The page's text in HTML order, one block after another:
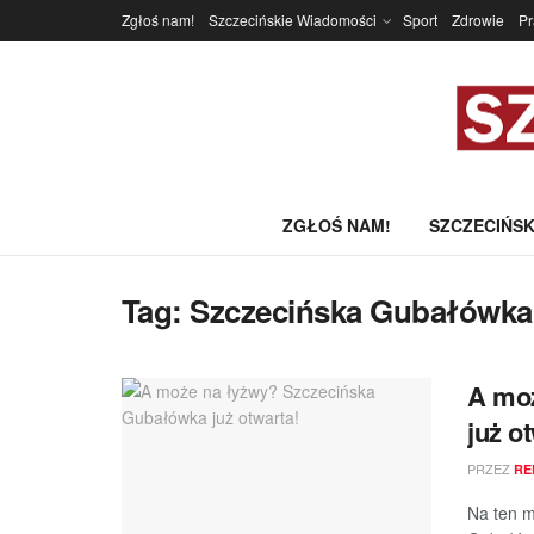
Zgłoś nam! Szczecińskie Wiadomości Sport Zdrowie
ZGŁOŚ NAM!
Tag: Szczecińska Gubałówka
A
już
PRZEZ
Na ten